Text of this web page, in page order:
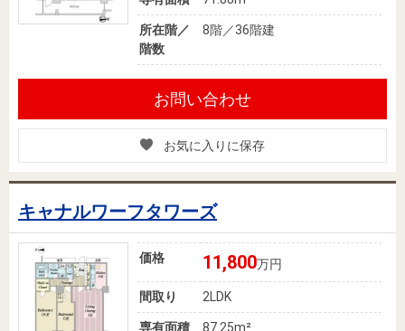
所在階／
階数
8階／36階建
お問い合わせ
お気に入りに保存
キャナルワーフタワーズ
価格 11,800万円
間取り 2LDK
専有面積 87.25m²